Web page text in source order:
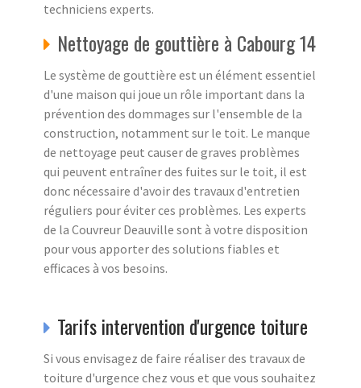
techniciens experts.
Nettoyage de gouttière à Cabourg 14
Le système de gouttière est un élément essentiel
d'une maison qui joue un rôle important dans la
prévention des dommages sur l'ensemble de la
construction, notamment sur le toit. Le manque
de nettoyage peut causer de graves problèmes
qui peuvent entraîner des fuites sur le toit, il est
donc nécessaire d'avoir des travaux d'entretien
réguliers pour éviter ces problèmes. Les experts
de la Couvreur Deauville sont à votre disposition
pour vous apporter des solutions fiables et
efficaces à vos besoins.
Tarifs intervention d'urgence toiture
Si vous envisagez de faire réaliser des travaux de
toiture d'urgence chez vous et que vous souhaitez